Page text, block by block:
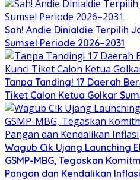
Sah! Andie Dinialdie Terpilih
Sumsel Periode 2026–2031
Tanpa Tanding! 17 Daerah
Tiket Calon Ketua Golkar
Wagub Cik Ujang Launching
GSMP-MBG, Tegaskan
Pangan dan Kendalikan Inflasi